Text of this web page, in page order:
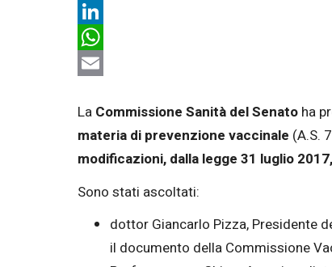
X
LinkedIn
WhatsApp
La Commissione Sanità del Senato ha
materia di prevenzione vaccinale (A.S.
modificazioni, dalla legge 31 luglio
Sono stati ascoltati:
dottor Giancarlo Pizza, Presidente
il documento della Commissione